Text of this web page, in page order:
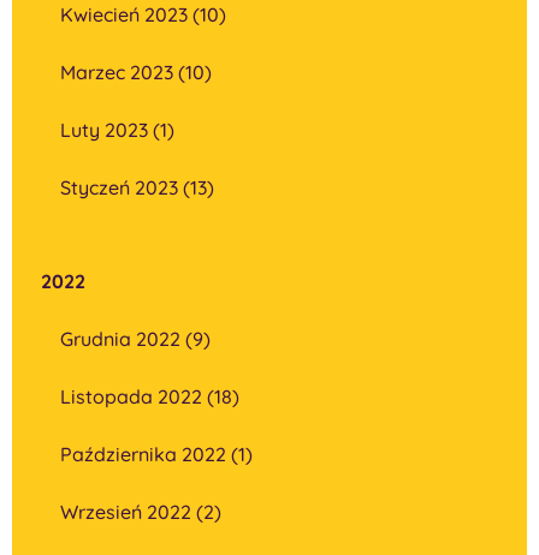
Kwiecień 2023 (10)
Marzec 2023 (10)
Luty 2023 (1)
Styczeń 2023 (13)
2022
Grudnia 2022 (9)
Listopada 2022 (18)
Października 2022 (1)
Wrzesień 2022 (2)